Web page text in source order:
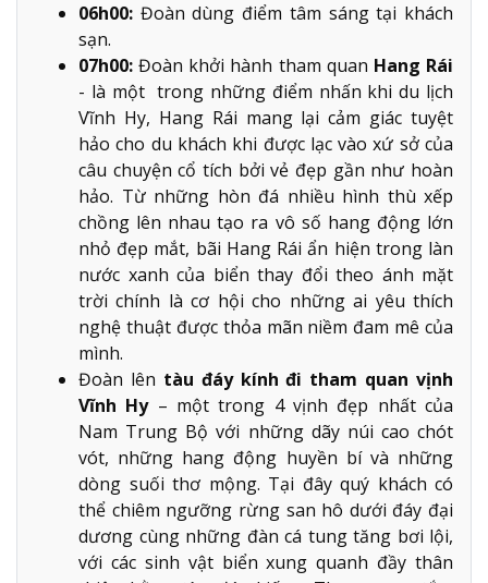
06h00: Đoàn dùng điểm tâm sáng tại khách
sạn.
07h00: Đoàn khởi hành tham quan Hang Rái
- là một trong những điểm nhấn khi du lịch
Vĩnh Hy, Hang Rái mang lại cảm giác tuyệt
hảo cho du khách khi được lạc vào xứ sở của
câu chuyện cổ tích bởi vẻ đẹp gần như hoàn
hảo. Từ những hòn đá nhiều hình thù xếp
chồng lên nhau tạo ra vô số hang động lớn
nhỏ đẹp mắt, bãi Hang Rái ẩn hiện trong làn
nước xanh của biển thay đổi theo ánh mặt
trời chính là cơ hội cho những ai yêu thích
nghệ thuật được thỏa mãn niềm đam mê của
mình.
Đoàn lên tàu đáy kính đi tham quan vịnh
Vĩnh Hy– một trong 4 vịnh đẹp nhất của
Nam Trung Bộ với những dãy núi cao chót
vót, những hang động huyền bí và những
dòng suối thơ mộng. Tại đây quý khách có
thể chiêm ngưỡng rừng san hô dưới đáy đại
dương cùng những đàn cá tung tăng bơi lội,
với các sinh vật biển xung quanh đầy thân